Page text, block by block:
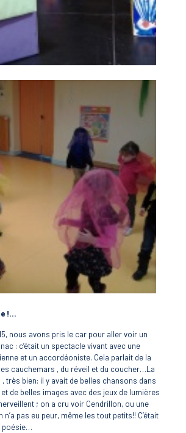
!…
nous avons pris le car pour aller voir un
: c’était un spectacle vivant avec une
et un accordéoniste. Cela parlait de la
cauchemars , du réveil et du coucher…La
très bien: il y avait de belles chansons dans
de belles images avec des jeux de lumières
; on a cru voir Cendrillon, ou une
n’a pas eu peur, même les tout petits!! C’était
poésie…